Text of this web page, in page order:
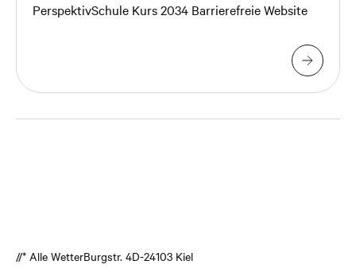
PerspektivSchule Kurs 2034 Barrierefreie Website
//* Alle WetterBurgstr. 4D-24103 Kiel